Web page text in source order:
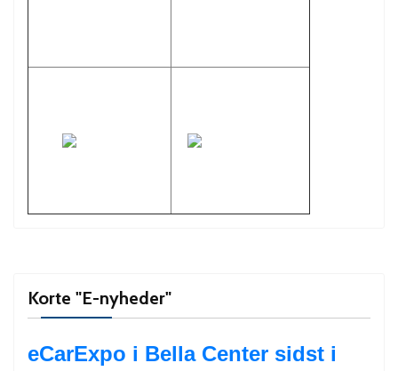
Korte "E-nyheder"
eCarExpo i Bella Center sidst i